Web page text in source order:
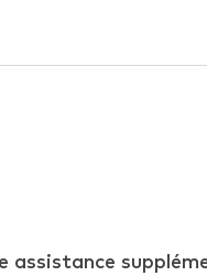
assistance